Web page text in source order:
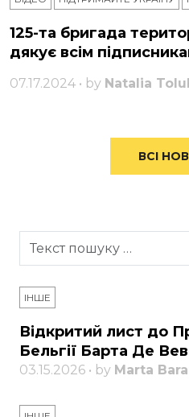
125-та бригада
дякує всім
07.17.2024 • by Natalia
ВСІ
ІНШЕ
Відкритий лист до
Бельгії Барта Де
03.15.2026 • by Marta